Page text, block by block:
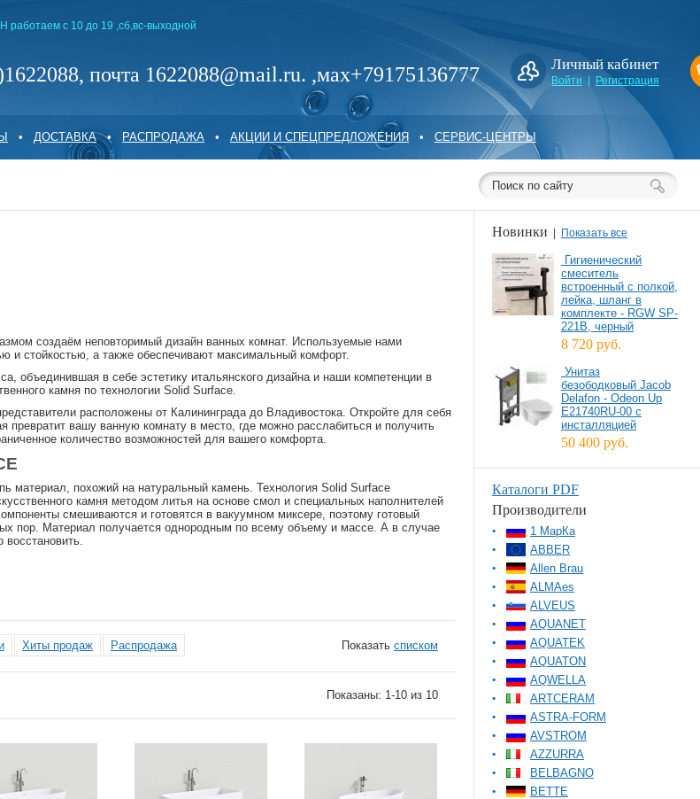
работаем с 10 до 19 ,сб,вс-выходной
почта 1622088@mail.ru. ,мах+79175136777 Личный кабинет
Войти Регистрация
• ДОСТАВКА • РАСПРОДАЖА • АКЦИИ И СПЕЦПРЕДЛОЖЕНИЯ • СЕРВИС-ЦЕНТРЫ
создаём неповторимый дизайн ванных комнат. Используемые нами
и стойкостью, а также обеспечивают максимальный комфорт.
объединившая в себе эстетику итальянского дизайна и наши компетенции в
камня по технологии Solid Surface.
расположены от Калининграда до Владивостока. Откройте для себя
превратит вашу ванную комнату в место, где можно расслабиться и получить
количество возможностей для вашего комфорта.
материал, похожий на натуральный камень. Технология Solid Surface
камня методом литья на основе смол и специальных наполнителей
смешиваются и готовятся в вакуумном миксере, поэтому готовый
пор. Материал получается однородным по всему объему и массе. А в случае
восстановить.
Показать списком
Хиты продаж Распродажа
Показаны: 1-10 из 10
Новинки Показать все
Гигиенический
смеситель
встроенный c полкой,
лейка, шланг в
комплекте - RGW SP-
221B, черный
8 720 руб.
Унитаз
безободковый Jacob
Delafon - Odeon Up
E21740RU-00 с
инсталляцией
50 400 руб.
Каталоги PDF
Производители
1 МарКа
ABBER
Allen Brau
ALMAes
ALVEUS
AQUANET
AQUATEK
AQUATON
AQWELLA
ARTCERAM
ASTRA-FORM
AVSTROM
AZZURRA
BELBAGNO
BETTE